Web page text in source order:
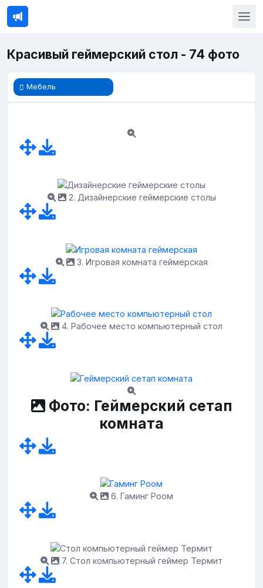
Красивый геймерский стол - 74 фото
Мебель
2. Дизайнерские геймерские столы
3. Игровая комната геймерская
4. Рабочее место компьютерный стол
Фото: Геймерский сетап
комната
6. Гаминг Роом
7. Стол компьютерный геймер Термит